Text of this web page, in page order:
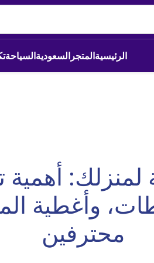
الرئيسيةالمتجرالسعوديةالسياحة
لمنزلك:
وأغطية
محترفين